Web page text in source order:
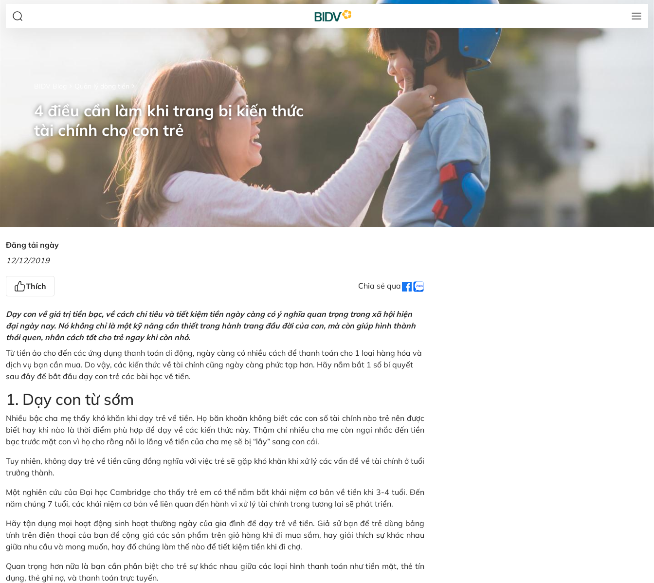
4 điều cần làm khi trang bị kiến thức
tài chính cho con trẻ
Đăng tải ngày
12/12/2019
Thích Chia sẻ qua
Dạy con về giá trị tiền bạc, về cách chi tiêu và tiết kiệm tiền ngày càng có ý nghĩa quan trọng trong xã hội hiện
đại ngày nay. Nó không chỉ là một kỹ năng cần thiết trong hành trang đầu đời của con, mà còn giúp hình thành
thói quen, nhân cách tốt cho trẻ ngay khi còn nhỏ.
Từ tiền ảo cho đến các ứng dụng thanh toán di động, ngày càng có nhiều cách để thanh toán cho 1 loại hàng hóa và
dịch vụ bạn cần mua. Do vậy, các kiến thức về tài chính cũng ngày càng phức tạp hơn. Hãy nắm bắt 1 số bí quyết
sau đây để bắt đầu dạy con trẻ các bài học về tiền.
1. Dạy con từ sớm
Nhiều bậc cha mẹ thấy khó khăn khi dạy trẻ về tiền. Họ băn khoăn không biết các con số tài chính nào trẻ nên được
biết hay khi nào là thời điểm phù hợp để dạy về các kiến thức này. Thậm chí nhiều cha mẹ còn ngại nhắc đến tiền
bạc trước mặt con vì họ cho rằng nỗi lo lắng về tiền của cha mẹ sẽ bị “lây” sang con cái.
Tuy nhiên, không dạy trẻ về tiền cũng đồng nghĩa với việc trẻ sẽ gặp khó khăn khi xử lý các vấn đề về tài chính ở tuổi
trưởng thành.
Một nghiên cứu của Đại học Cambridge cho thấy trẻ em có thể nắm bắt khái niệm cơ bản về tiền khi 3-4 tuổi. Đến
năm chúng 7 tuổi, các khái niệm cơ bản về liên quan đến hành vi xử lý tài chính trong tương lai sẽ phát triển.
Hãy tận dụng mọi hoạt động sinh hoạt thường ngày của gia đình để dạy trẻ về tiền. Giả sử bạn để trẻ dùng bảng
tính trên điện thoại của bạn để cộng giá các sản phẩm trên giỏ hàng khi đi mua sắm, hay giải thích sự khác nhau
giữa nhu cầu và mong muốn, hay đố chúng làm thế nào để tiết kiệm tiền khi đi chợ.
Quan trọng hơn nữa là bạn cần phân biệt cho trẻ sự khác nhau giữa các loại hình thanh toán như tiền mặt, thẻ tín
dụng, thẻ ghi nợ, và thanh toán trực tuyến.